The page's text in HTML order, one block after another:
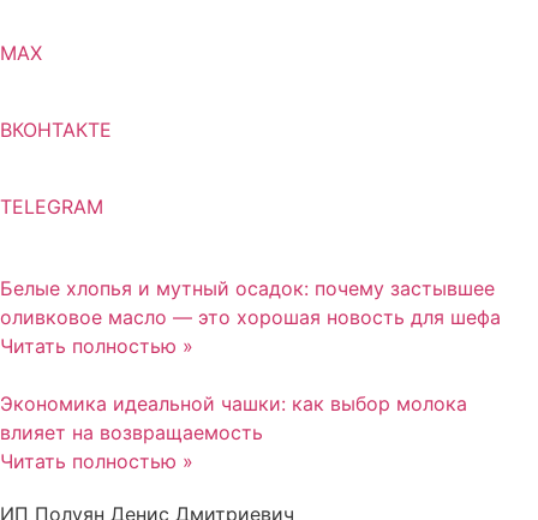
MAX
ВКОНТАКТЕ
TELEGRAM
Белые хлопья и мутный осадок: почему застывшее
оливковое масло — это хорошая новость для шефа
Читать полностью »
Экономика идеальной чашки: как выбор молока
влияет на возвращаемость
Читать полностью »
ИП Полуян Денис Дмитриевич